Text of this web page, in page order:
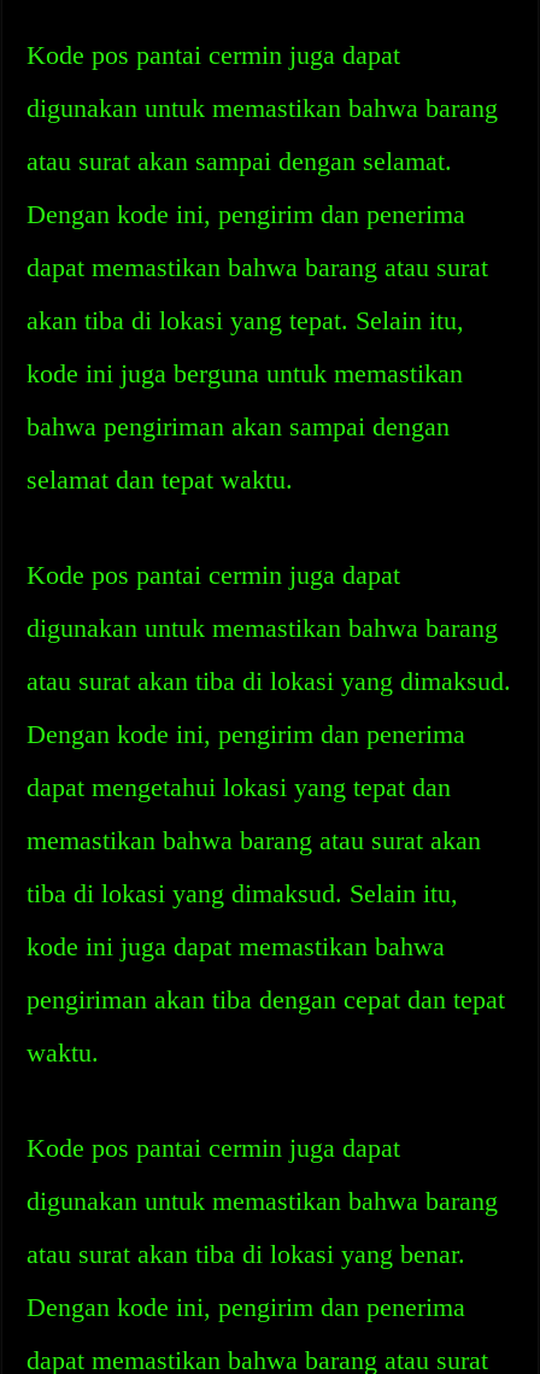
Kode pos pantai cermin juga dapat
digunakan untuk memastikan bahwa barang
atau surat akan sampai dengan selamat.
Dengan kode ini, pengirim dan penerima
dapat memastikan bahwa barang atau surat
akan tiba di lokasi yang tepat. Selain itu,
kode ini juga berguna untuk memastikan
bahwa pengiriman akan sampai dengan
selamat dan tepat waktu.
Kode pos pantai cermin juga dapat
digunakan untuk memastikan bahwa barang
atau surat akan tiba di lokasi yang dimaksud.
Dengan kode ini, pengirim dan penerima
dapat mengetahui lokasi yang tepat dan
memastikan bahwa barang atau surat akan
tiba di lokasi yang dimaksud. Selain itu,
kode ini juga dapat memastikan bahwa
pengiriman akan tiba dengan cepat dan tepat
waktu.
Kode pos pantai cermin juga dapat
digunakan untuk memastikan bahwa barang
atau surat akan tiba di lokasi yang benar.
Dengan kode ini, pengirim dan penerima
dapat memastikan bahwa barang atau surat